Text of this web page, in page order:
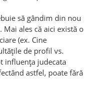
să gândim din nou
ales că aici există o
(ex. Cine
de profil vs.
influența judecata
astfel, poate fără